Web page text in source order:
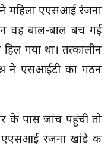
महिला एएसआई रंजना
वह बाल-बाल बच गई
गया था। तत्कालीन
ने एसआईटी का गठन
के पास जांच पहुंची तो
रंजना खांडे की